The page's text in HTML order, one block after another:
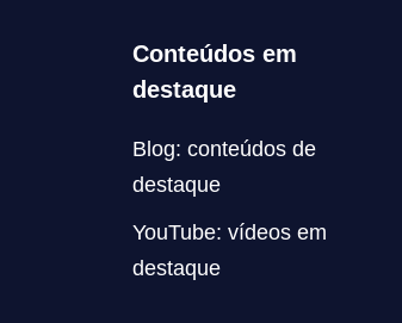
Conteúdos em
destaque
Blog: conteúdos de
destaque
YouTube: vídeos em
destaque